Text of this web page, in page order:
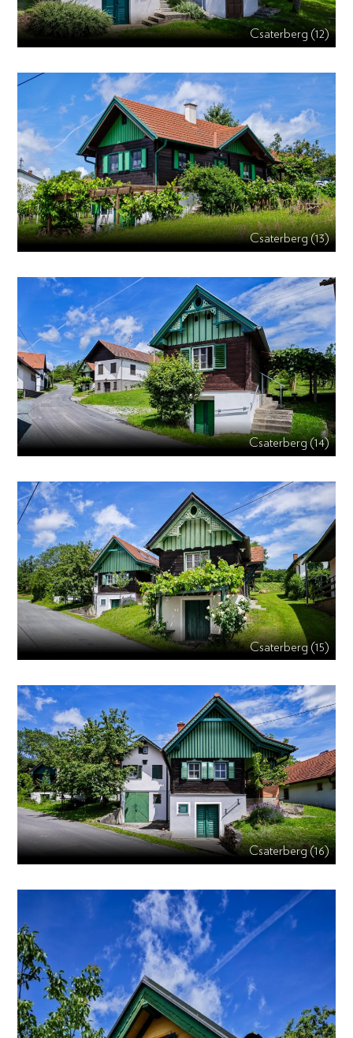
Csaterberg (12)
Csaterberg (13)
Csaterberg (14)
Csaterberg (15)
Csaterberg (16)